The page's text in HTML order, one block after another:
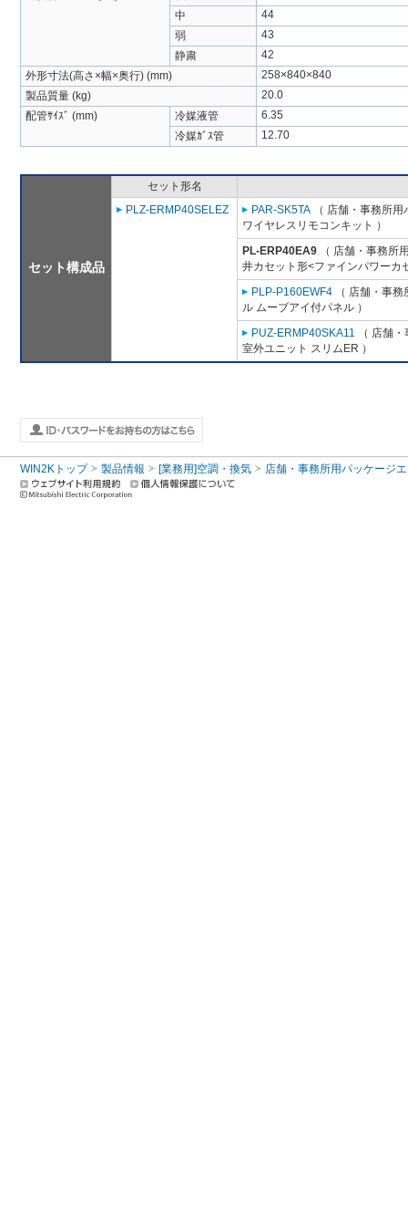
中
44
弱
43
静粛
42
外形寸法(高さ×幅×奥行) (mm)
258×840×840
製品質量 (kg)
20.0
配管ｻｲｽﾞ (mm)
冷媒液管
6.35
冷媒ｶﾞｽ管
12.70
セット構成品
セット形名
PLZ-ERMP40SELEZ
PAR-SK5TA （ 店舗・事務所
ワイヤレスリモコンキット ）
PL-ERP40EA9 （ 店舗・事務所
井カセット形<ファインパワーカ
PLP-P160EWF4 （ 店舗・事
ル ムーブアイ付パネル ）
PUZ-ERMP40SKA11 （ 店舗
室外ユニット スリムER ）
WIN2Kトップ 製品情報 [業務用]空調・換気 店舗・事務所用パッケージ